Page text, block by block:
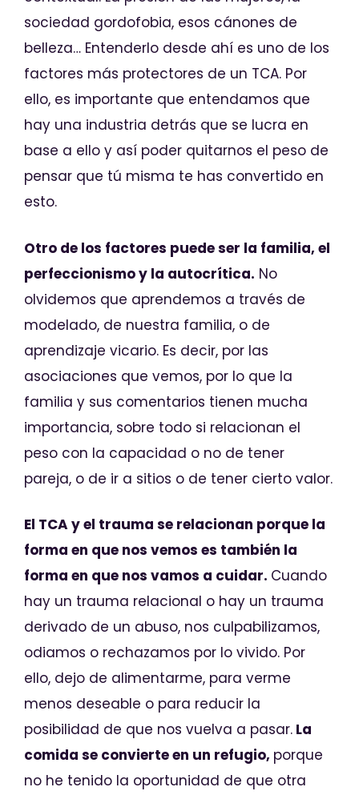
sociedad gordofobia, esos cánones de
belleza… Entenderlo desde ahí es uno de los
factores más protectores de un TCA. Por
ello, es importante que entendamos que
hay una industria detrás que se lucra en
base a ello y así poder quitarnos el peso de
pensar que tú misma te has convertido en
esto.
Otro de los factores puede ser la familia, el
perfeccionismo y la autocrítica. No
olvidemos que aprendemos a través de
modelado, de nuestra familia, o de
aprendizaje vicario. Es decir, por las
asociaciones que vemos, por lo que la
familia y sus comentarios tienen mucha
importancia, sobre todo si relacionan el
peso con la capacidad o no de tener
pareja, o de ir a sitios o de tener cierto valor.
El TCA y el trauma se relacionan porque la
forma en que nos vemos es también la
forma en que nos vamos a cuidar. Cuando
hay un trauma relacional o hay un trauma
derivado de un abuso, nos culpabilizamos,
odiamos o rechazamos por lo vivido. Por
ello, dejo de alimentarme, para verme
menos deseable o para reducir la
posibilidad de que nos vuelva a pasar. La
comida se convierte en un refugio, porque
no he tenido la oportunidad de que otra